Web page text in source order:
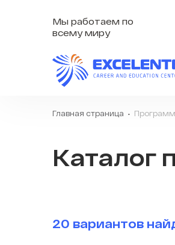
Мы работаем по
всему миру
Главная страница
Каталог
20 вариантов